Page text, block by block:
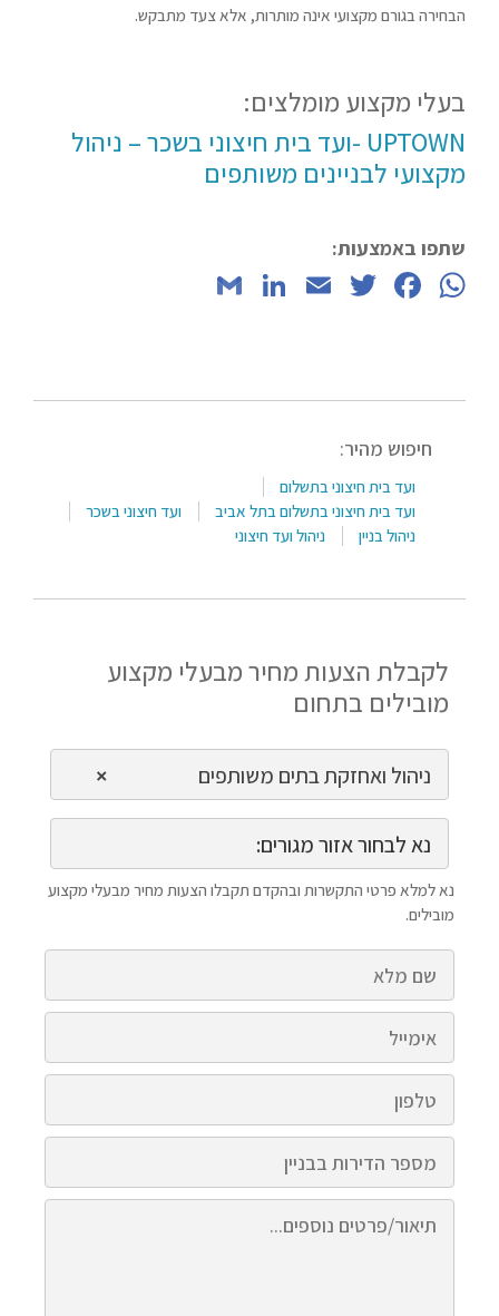
הבחירה בגורם מקצועי אינה מותרות, אלא צעד מתבקש.
בעלי מקצוע מומלצים:
UPTOWN -ועד בית חיצוני בשכר – ניהול
מקצועי לבניינים משותפים
שתפו באמצעות:
WhatsApp
Facebook
Twitter
Email
LinkedIn
חיפוש מהיר:
ועד בית חיצוני בתשלום
ועד בית חיצוני בתשלום בתל אביב
ועד חיצוני בשכר
ניהול בניין
ניהול ועד חיצוני
לקבלת הצעות מחיר מבעלי מקצוע
מובילים בתחום
× ניהול ואחזקת בתים משותפים
נא לבחור אזור מגורים:
נא למלא פרטי התקשרות ובהקדם תקבלו הצעות מחיר מבעלי מקצוע
מובילים.